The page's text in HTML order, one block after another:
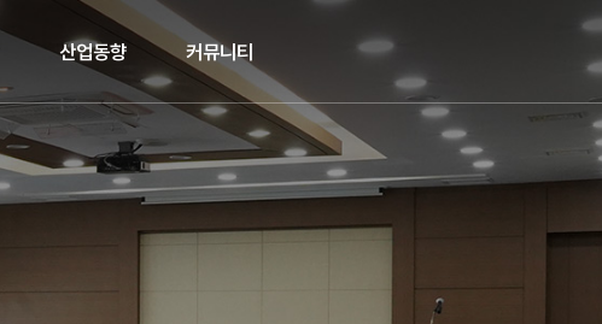
산업동향 커뮤니티